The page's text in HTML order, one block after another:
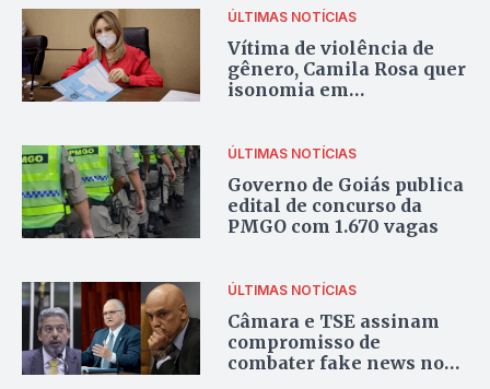
ÚLTIMAS NOTÍCIAS
Vítima de violência de
gênero, Camila Rosa quer
isonomia em
ÚLTIMAS NOTÍCIAS
Governo de Goiás publica
edital de concurso da
PMGO com 1.670 vagas
ÚLTIMAS NOTÍCIAS
Câmara e TSE assinam
compromisso de
combater fake news no